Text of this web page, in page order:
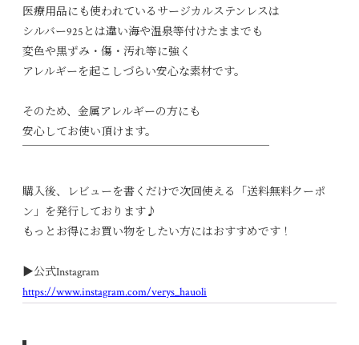
医療用品にも使われているサージカルステンレスは
シルバー925とは違い海や温泉等付けたままでも
変色や黒ずみ・傷・汚れ等に強く
アレルギーを起こしづらい安心な素材です。
そのため、金属アレルギーの方にも
安心してお使い頂けます。
購入後、レビューを書くだけで次回使える「送料無料クーポ
ン」を発行しております♪
もっとお得にお買い物をしたい方にはおすすめです！
▶︎公式Instagram
https://www.instagram.com/verys_hauoli